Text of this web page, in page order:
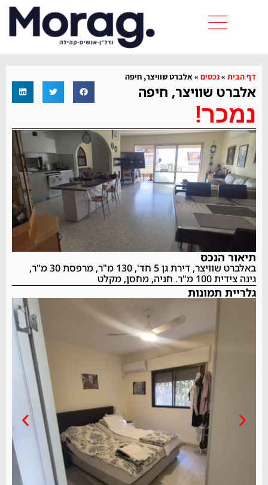
דף הבית »נכסים » אלברט שוויצר, חיפה
אלברט שוויצר, חיפה
נמכר!
תיאור הנכס
באלברט שוויצר, דירת גן 5 חד', 130 מ"ר, מרפסת 30 מ"ר,
גינה צידית 100 מ"ר. חניה, מחסן, מקלט
גלריית תמונות